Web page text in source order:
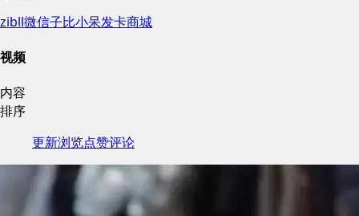
zibll微信子比小呆发卡商城
视频
内容
排序
更新浏览点赞评论